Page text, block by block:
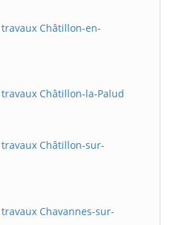
Châtillon-en-
Châtillon-la-Palud
Châtillon-sur-
Chavannes-sur-